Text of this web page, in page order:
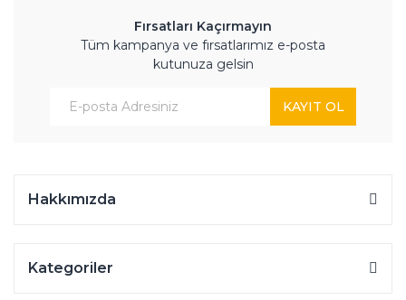
Fırsatları Kaçırmayın
Tüm kampanya ve fırsatlarımız e-posta
kutunuza gelsin
KAYIT OL
Hakkımızda
Kategoriler